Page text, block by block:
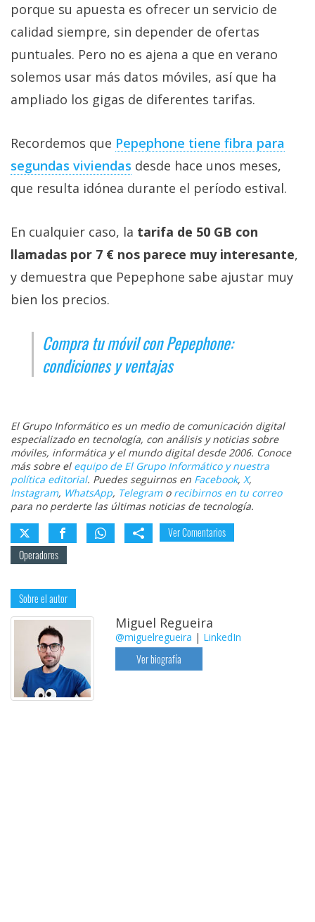
porque su apuesta es ofrecer un servicio de
calidad siempre, sin depender de ofertas
puntuales. Pero no es ajena a que en verano
solemos usar más datos móviles, así que ha
ampliado los gigas de diferentes tarifas.
Recordemos que Pepephone tiene fibra para
segundas viviendas‎ desde hace unos meses,
que resulta idónea durante el período estival.
En cualquier caso, la tarifa de 50 GB con
llamadas por 7 € nos parece muy interesante,
y demuestra que Pepephone sabe ajustar muy
bien los precios.
Compra tu móvil con Pepephone:
condiciones y ventajas
El Grupo Informático es un medio de comunicación digital
especializado en tecnología, con análisis y noticias sobre
móviles, informática y el mundo digital desde 2006. Conoce
más sobre el equipo de El Grupo Informático y nuestra
política editorial. Puedes seguirnos en Facebook, X,
Instagram, WhatsApp, Telegramo recibirnos en tu correo
para no perderte las últimas noticias de tecnología.
Ver Comentarios
Operadores
Sobre el autor
Miguel Regueira
@miguelregueira | LinkedIn
Ver biografía